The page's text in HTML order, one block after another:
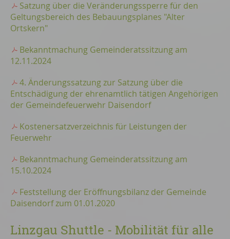
Satzung über die Veränderungssperre für den
Geltungsbereich des Bebauungsplanes "Alter
Ortskern"
Bekanntmachung Gemeinderatssitzung am
12.11.2024
4. Änderungssatzung zur Satzung über die
Entschädigung der ehrenamtlich tätigen Angehörigen
der Gemeindefeuerwehr Daisendorf
Kostenersatzverzeichnis für Leistungen der
Feuerwehr
Bekanntmachung Gemeinderatssitzung am
15.10.2024
Feststellung der Eröffnungsbilanz der Gemeinde
Daisendorf zum 01.01.2020
Linzgau Shuttle - Mobilität für alle